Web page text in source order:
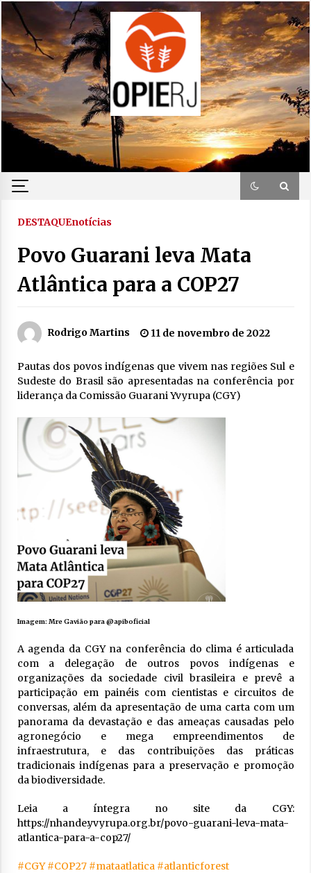
Skip
to
content
DESTAQUEnotícias
Povo Guarani leva Mata
Atlântica para a COP27
Rodrigo Martins 11 de novembro de 2022
Pautas dos povos indígenas que vivem nas regiões Sul e
Sudeste do Brasil são apresentadas na conferência por
liderança da Comissão Guarani Yvyrupa (CGY)
Imagem: Mre Gavião para@apiboficial
A agenda da CGY na conferência do clima é articulada
com a delegação de outros povos indígenas e
organizações da sociedade civil brasileira e prevê a
participação em painéis com cientistas e circuitos de
conversas, além da apresentação de uma carta com um
panorama da devastação e das ameaças causadas pelo
agronegócio e mega empreendimentos de
infraestrutura, e das contribuições das práticas
tradicionais indígenas para a preservação e promoção
da biodiversidade.
Leia a íntegra no site da CGY:
https://nhande.yvyrupa.org.br/povo-guarani-leva-mata-
atlantica-para-a-cop27/
#CGY #COP27 #mataatlatica #atlanticforest